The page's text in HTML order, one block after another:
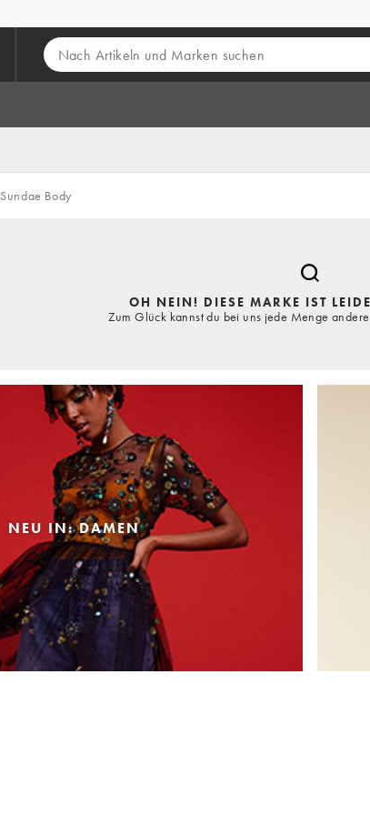
Sundae Body
OH NEIN! DIESE MARKE IST
Zum Glück kannst du bei uns jede Menge
NEU IN: DAMEN